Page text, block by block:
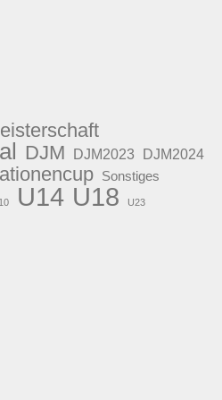
DJM DJM2023 DJM2024
Sonstiges
U14 U18 U23